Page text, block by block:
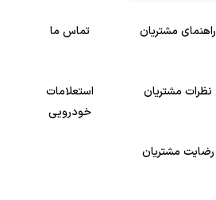
راهنمای مشتریان تماس ما
نظرات مشتریان
استعلامات
خودرویی
رضایت مشتریان